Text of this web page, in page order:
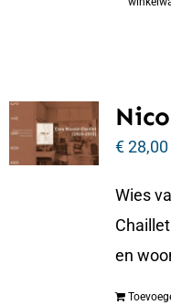
€28,00
Wies
en